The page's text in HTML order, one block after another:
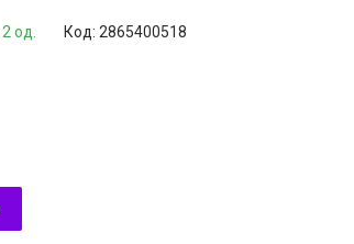
од. Код: 2865400518